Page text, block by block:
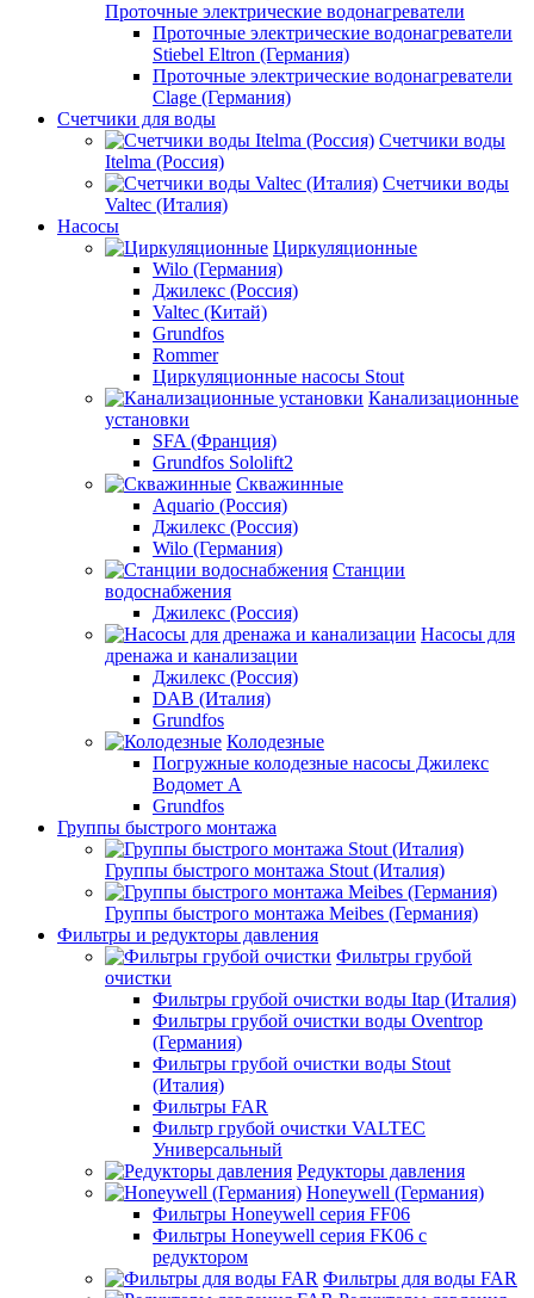
Проточные электрические водонагреватели
Проточные электрические водонагреватели
Stiebel Eltron (Германия)
Проточные электрические водонагреватели
Clage (Германия)
Счетчики для воды
Счетчики воды
Itelma (Россия)
Счетчики воды
Valtec (Италия)
Насосы
Циркуляционные
Wilo (Германия)
Джилекс (Россия)
Valtec (Китай)
Grundfos
Rommer
Циркуляционные насосы Stout
Канализационные
установки
SFA (Франция)
Grundfos Sololift2
Скважинные
Aquario (Россия)
Джилекс (Россия)
Wilo (Германия)
Станции
водоснабжения
Джилекс (Россия)
Насосы для
дренажа и канализации
Джилекс (Россия)
DAB (Италия)
Grundfos
Колодезные
Погружные колодезные насосы Джилекс
Водомет А
Grundfos
Группы быстрого монтажа
Группы быстрого монтажа Stout (Италия)
Группы быстрого монтажа Meibes (Германия)
Фильтры и редукторы давления
Фильтры грубой
очистки
Фильтры грубой очистки воды Itap (Италия)
Фильтры грубой очистки воды Oventrop
(Германия)
Фильтры грубой очистки воды Stout
(Италия)
Фильтры FAR
Фильтр грубой очистки VALTEC
Универсальный
Редукторы давления
Honeywell (Германия)
Фильтры Honeywell серия FF06
Фильтры Honeywell серия FK06 с
редуктором
Фильтры для воды FAR